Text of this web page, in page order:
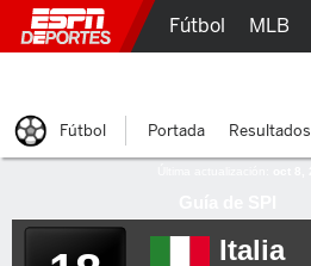
Italia
Fútbol MLB
Fútbol Portada Resultados